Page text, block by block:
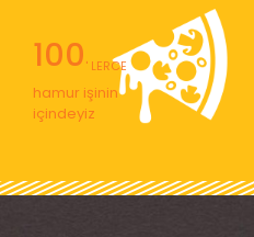
100' LERCE
hamur işinin
içindeyiz